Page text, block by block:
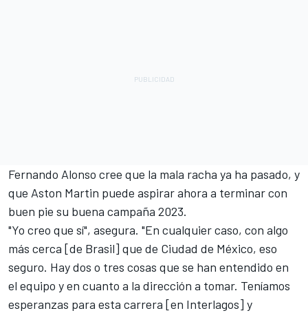
Fernando Alonso cree que la mala racha ya ha pasado, y
que Aston Martin puede aspirar ahora a terminar con
buen pie su buena campaña 2023.
"Yo creo que sí", asegura. "En cualquier caso, con algo
más cerca [de Brasil] que de Ciudad de México, eso
seguro. Hay dos o tres cosas que se han entendido en
el equipo y en cuanto a la dirección a tomar. Teníamos
esperanzas para esta carrera [en Interlagos] y